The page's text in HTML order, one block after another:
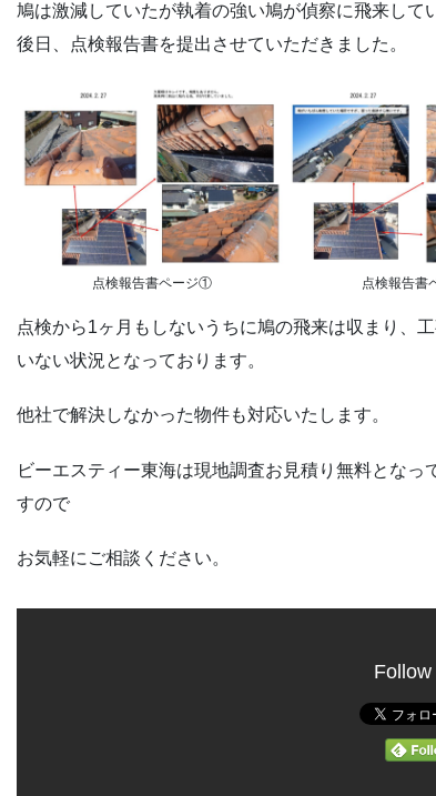
鳩は激減していたが執着の強い鳩が偵察に飛来して
後日、点検報告書を提出させていただきました。
点検報告書ページ① 点検報告書
点検から1ヶ月もしないうちに鳩の飛来は収まり、
いない状況となっております。
他社で解決しなかった物件も対応いたします。
ビーエスティー東海は現地調査お見積り無料とな
すので
お気軽にご相談ください。
Follow